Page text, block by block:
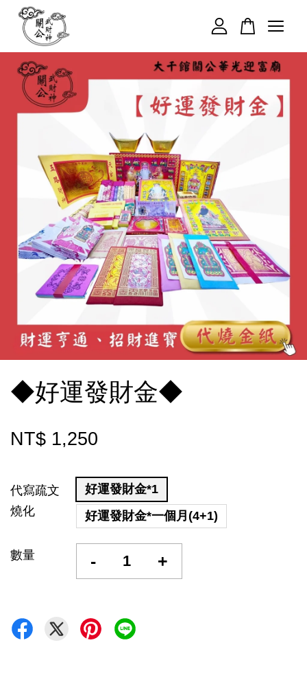
◆好運發財金◆
NT$ 1,250
代寫疏文
燒化
好運發財金*1
好運發財金*一個月(4+1)
數量 - +
您的購物車目前還是空的。
繼續購物